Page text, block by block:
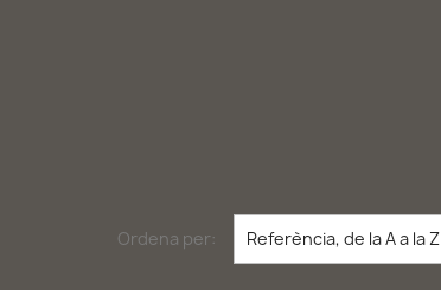
Ordena per: Referència, de la A a la Z